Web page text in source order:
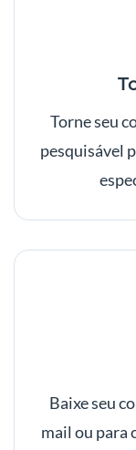
Torne seu
pesquisável
Baixe seu
mail ou para